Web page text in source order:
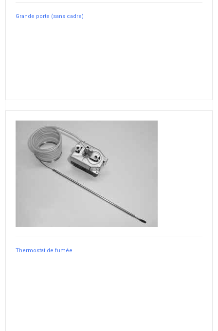
Grande porte (sans cadre)
Thermostat de fumée